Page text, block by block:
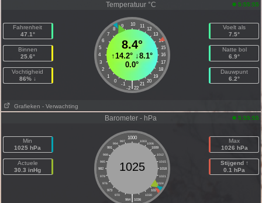
Temperatuur °C
5:55:55
Fahrenheit
47.1°
Binnen
25.6°
Vochtigheid
86% ↓
10
9 11
8
12
7
13
6
14
5
15
4
16
3
17
2
18
1
19
0
20
-1 21
|
-2 22
8.4°
↑14.2° ↓8.1°
0.0°
Voelt als
7.5°
Natte bol
6.9°
Dauwpunt
6.2°
Grafieken - Verwachting
Barometer - hPa 5:55:55
Min
1025 hPa
Actuele
30.3 inHg
1000
997 1003
994
1006
991
1009
988
1012
985
1015
982
1018
979
1021
976
1024
973
1027
970
1030
|
964 1036
1025
Max
1026 hPa
Stijgend ↑
0.1 hPa